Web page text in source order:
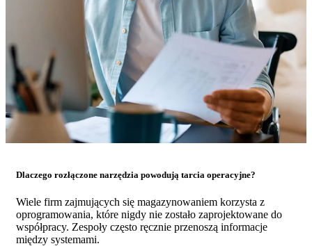
Dlaczego rozłączone narzędzia powodują tarcia operacyjne?
Wiele firm zajmujących się magazynowaniem korzysta z
oprogramowania, które nigdy nie zostało zaprojektowane do
współpracy. Zespoły często ręcznie przenoszą informacje
między systemami.